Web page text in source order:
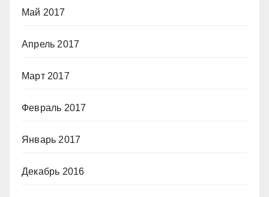
Май 2017
Апрель 2017
Март 2017
Февраль 2017
Январь 2017
Декабрь 2016